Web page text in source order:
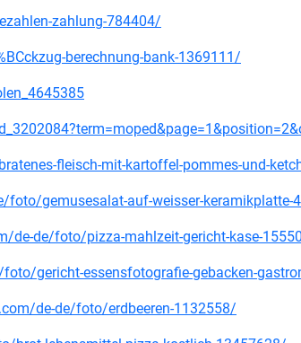
zahlung-784404/
berechnung-bank-1369111/
fleisch-mit-kartoffel-pommes-und-
gemusesalat-auf-weisser-keramikplatte-
de-de/foto/pizza-mahlzeit-gericht-kase-
gericht-essensfotografie-gebacken-
de-de/foto/erdbeeren-1132558/